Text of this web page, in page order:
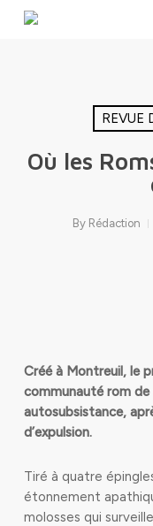
REVUE
Où les
By Rédaction
Créé à Montreuil, le
communauté rom de
autosubsistance,
d’expulsion.
Tiré à quatre
étonnement
molosses qui